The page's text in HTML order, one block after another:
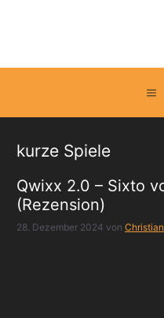
kurze Spiele
Qwixx 2.0 – Sixto
(Rezension)
28. Dezember 2024 von